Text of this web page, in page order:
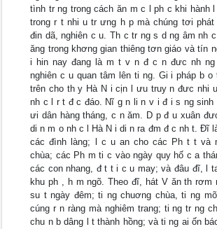
tình tr ng trong cách ăn m c l ph c khi
trong r t nhi u tr ưng h p mà chúng tơi phát
đin dã, nghiên c u. Th c tr ng s d ng âm nh
ăng trong khơng gian thiêng tơn giáo và tín
i hin nay đang là m t v n đ c n đưc nh
nghiên c u quan tâm lên ti ng. Gi i pháp b
trên cho th y Hà N i cịn l ưu truy n đưc nhi
nh c l r t đ c đáo. Nĩ g n li n v i đ i s ng sinh
ưi dân hàng tháng, c n ăm. D p đ u xuân
di n m o nh c l Hà N i di n ra đm đ c nh t. Đĩ
các đình làng; l c u an cho các Ph t t và
chùa; các Ph m ti c vào ngày quy hố c a
các con nhang, đ t t i c u may; và đâu đĩ, l
khu ph , h m ngõ. Theo đĩ, hát V ăn th rơm
su t ngày đêm; ti ng chuơng chùa, ti ng
cúng r n ràng mà nghiêm trang; ti ng tr ng
chu n b dâng l t thành hồng; và ti ng ai ốn